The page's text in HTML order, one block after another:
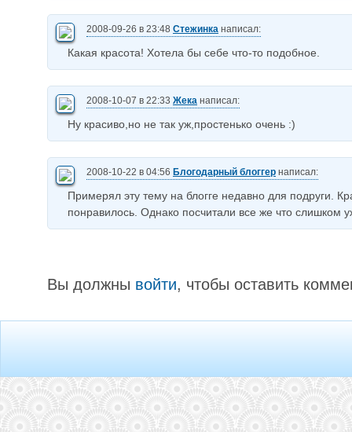
2008-09-26 в 23:48 Стежинка написал:
Какая красота! Хотела бы себе что-то подобное.
2008-10-07 в 22:33 Жека написал:
Ну красиво,но не так уж,простенько очень :)
2008-10-22 в 04:56 Блогодарный блоггер написал:
Примерял эту тему на блогге недавно для подруги.
понравилось. Однако посчитали все же что слишком
Вы должны войти, чтобы оставить